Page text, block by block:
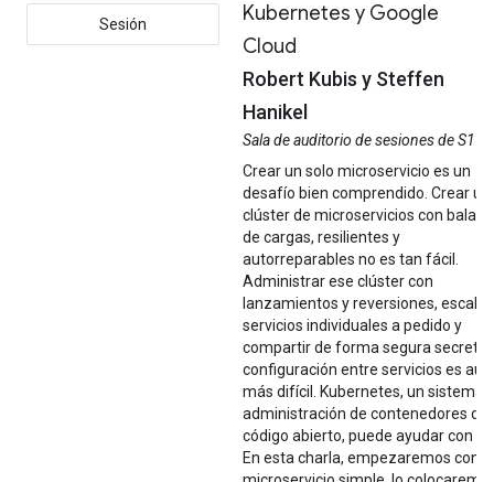
Sesión
Kubernetes y Google
Cloud
Robert Kubis y Steffen
Hanikel
Sala de auditorio de sesiones de S1
Crear un solo microservicio es un
desafío bien comprendido. Crear un
clúster de microservicios con
de cargas, resilientes y
autorreparables no es tan fácil.
Administrar ese clúster con
lanzamientos y reversiones, escalar
servicios individuales a pedido y
compartir de forma segura
configuración entre servicios es aún
más difícil. Kubernetes, un sistema
administración de contenedores de
código abierto, puede ayudar con
En esta charla, empezaremos con